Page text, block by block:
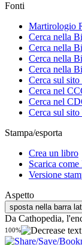
Fonti
Martirologio
Cerca nella
Cerca nella
Cerca nella
Cerca nella
Cerca sul
Cerca nel
Cerca nel
Cerca sul sito
Stampa/esporta
Crea un libro
Scarica
Versione
Aspetto
sposta nella barra
Da Cathopedia,
100%